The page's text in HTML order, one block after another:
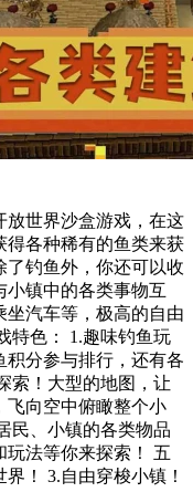
放世界沙盒游戏，在这
得各种稀有的鱼类来获
钓鱼外，你还可以收
小镇中的各类事物互
汽车等，极高的自由
特色： 1.趣味钓鱼玩
分参与排行，还有各
索！大型的地图，让
飞向空中俯瞰整个小
民、小镇的各类物品
法等你来探索！ 五
！ 3.自由穿梭小镇！